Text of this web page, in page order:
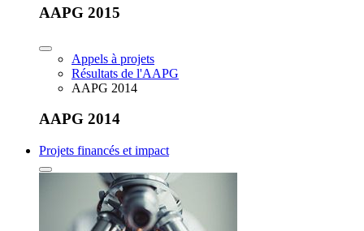
AAPG 2015
Appels à projets
Résultats de l'AAPG
AAPG 2014
AAPG 2014
Projets financés et impact